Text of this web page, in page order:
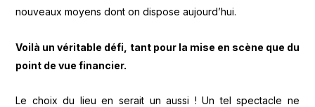
nouveaux moyens dont on dispose aujourd’hui.
Voilà un véritable défi, tant pour la mise en scène que du
point de vue financier.
Le choix du lieu en serait un aussi ! Un tel spectacle ne